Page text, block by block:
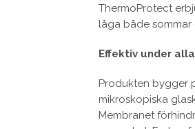
ThermoProtect
låga både
Effektiv under
Produkten bygger
mikroskopiska
Membranet